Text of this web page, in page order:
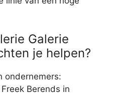
Galerie
je helpen?
ondernemers:
Berends in